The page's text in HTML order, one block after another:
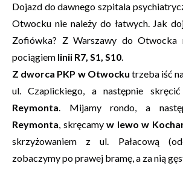
Dojazd do dawnego szpitala
Otwocku nie należy do łatwych. Jak
Zofiówka? Z Warszawy do Otwocka
pociągiem linii R7, S1, S10.
Z dworca PKP w Otwocku trzeba iść
ul. Czaplickiego, a następnie
Reymonta. Mijamy rondo, a
Reymonta, skręcamyw lewo w
skrzyżowaniem z ul. Pałacową
zobaczymy po prawej bramę, a za nią